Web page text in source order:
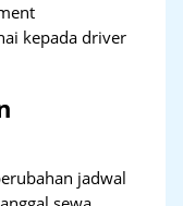
kepada driver
jadwal